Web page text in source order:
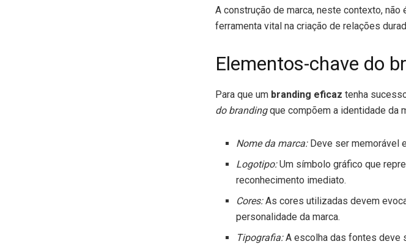
A construção de marca, neste contexto,
ferramenta vital na criação de relações
Elementos-chave do
Para que um branding eficaz tenha
do brandingque compõem a identidade da
Nome da marca:Deve ser memorável
Logotipo:Um símbolo gráfico que
reconhecimento imediato.
Cores:As cores utilizadas devem
personalidade da marca.
Tipografia:A escolha das fontes deve